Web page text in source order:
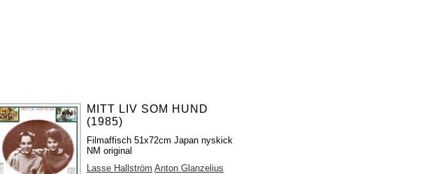
MITT LIV SOM HUND
(1985)
Filmaffisch 51x72cm Japan nyskick
NM original
Lasse Hallström Anton Glanzelius